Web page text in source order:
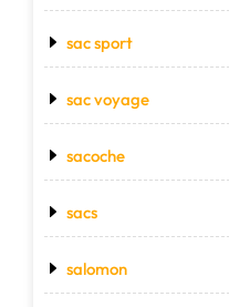
sac sport
sac voyage
sacoche
sacs
salomon